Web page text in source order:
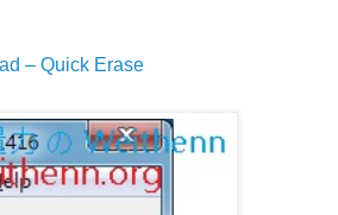
– Quick Erase